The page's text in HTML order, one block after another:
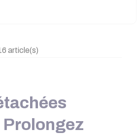
article(s)
Prolongez